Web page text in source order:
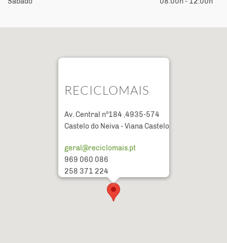
RECICLOMAIS
Av. Central nº184 ,4935-574
Castelo do Neiva - Viana Castelo
geral@reciclomais.pt
969 060 086
258 371 224